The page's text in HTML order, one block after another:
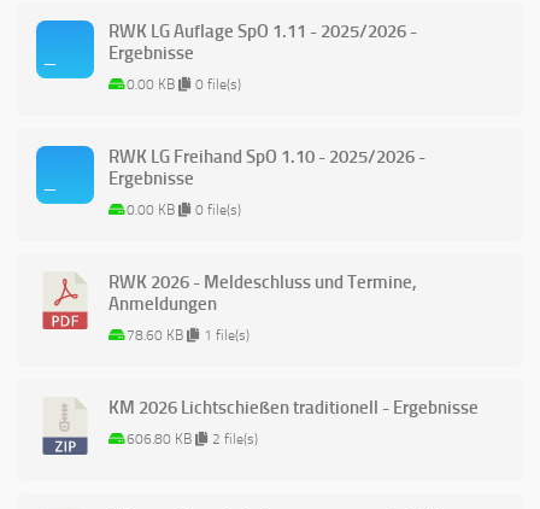
RWK LG Auflage SpO 1.11 - 2025/2026 -
Ergebnisse
0.00 KB 0 file(s)
RWK LG Freihand SpO 1.10 - 2025/2026 -
Ergebnisse
0.00 KB 0 file(s)
RWK 2026 - Meldeschluss und Termine,
Anmeldungen
78.60 KB 1 file(s)
KM 2026 Lichtschießen traditionell - Ergebnisse
606.80 KB 2 file(s)